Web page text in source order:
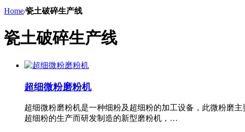
Home/瓷土破碎生产线
瓷土破碎生产线
超细微粉磨粉机
超细微粉磨粉机是一种细粉及超细粉的加工设备，此微粉磨
超细粉的生产而研发制造的新型磨粉机，…